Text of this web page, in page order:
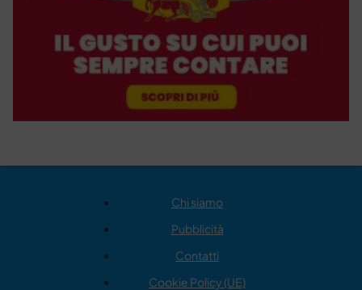
Chi siamo
Pubblicità
Contatti
Cookie Policy (UE)